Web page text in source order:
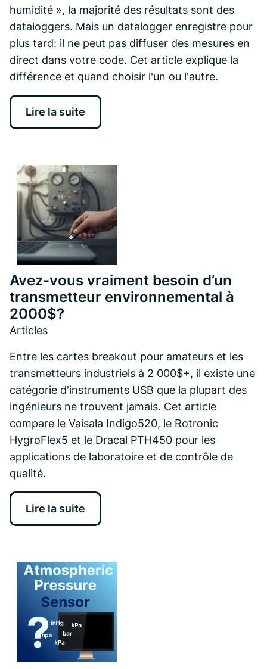
humidité », la majorité des résultats sont des
dataloggers. Mais un datalogger enregistre pour
plus tard: il ne peut pas diffuser des mesures en
direct dans votre code. Cet article explique la
différence et quand choisir l'un ou l'autre.
Lire la suite
Avez-vous vraiment besoin d’un
transmetteur environnemental à
2000$?
Articles
Entre les cartes breakout pour amateurs et les
transmetteurs industriels à 2 000$+, il existe une
catégorie d'instruments USB que la plupart des
ingénieurs ne trouvent jamais. Cet article
compare le Vaisala Indigo520, le Rotronic
HygroFlex5 et le Dracal PTH450 pour les
applications de laboratoire et de contrôle de
qualité.
Lire la suite